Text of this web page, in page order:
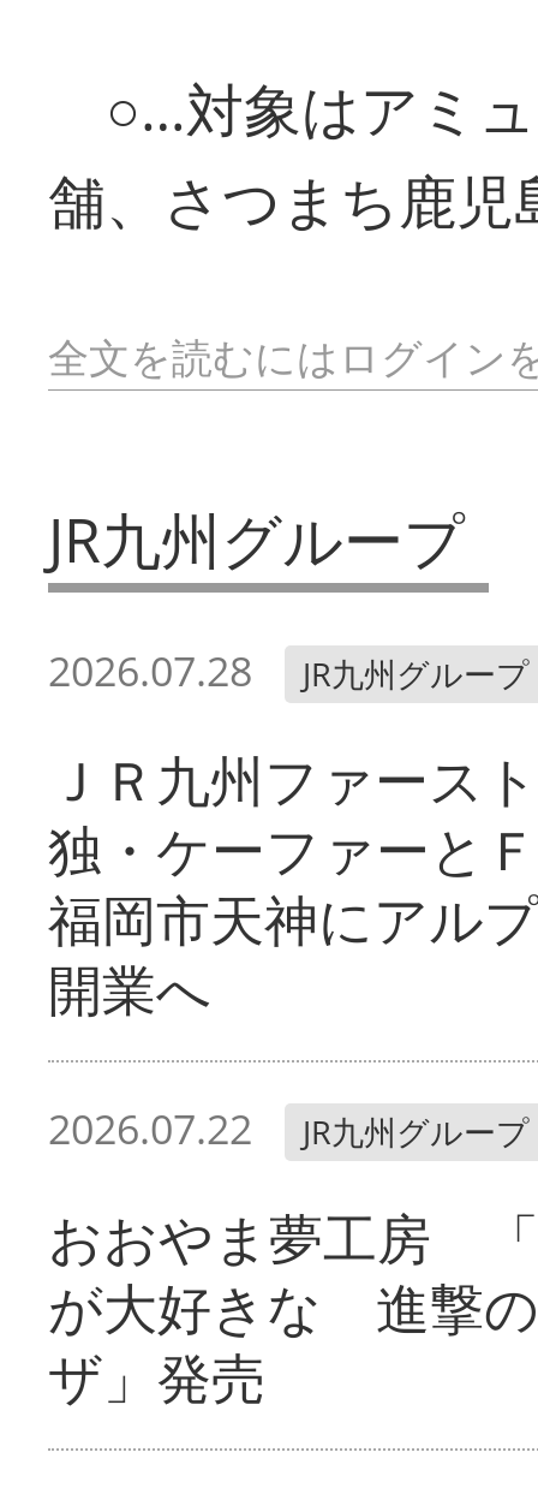
○…対象はアミ
舗、さつまち鹿
全文を読むにはログイン
JR九州グループ
2026.07.28 JR九州グループ
ＪＲ九州ファー
独・ケーファー
福岡市天神にアル
開業へ
2026.07.22 JR九州グループ
おおやま夢工房
が大好きな 進撃
ザ」発売